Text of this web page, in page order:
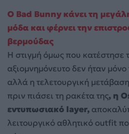
Ο Bad Bunny κάνει τη
μόδα και φέρνει την
βερμούδας
Η στιγμή όμως που κατέστησε
αξιομνημόνευτο δεν ήταν μόνο
αλλά η τελετουργική
πριν πιάσει τη ρακέτα της, η
εντυπωσιακό layer,
λειτουργικό αθλητικό outfit